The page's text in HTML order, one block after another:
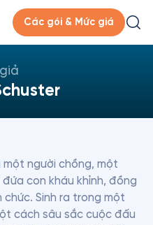
Các gói & Mức giá
người chồng, một
con kháu khỉnh, đồng
Sinh ra trong một
cách sâu sắc cuộc đấu